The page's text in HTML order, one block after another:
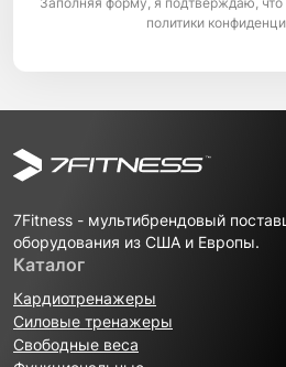
политики
7Fitness - мультибрендовый
оборудования из США и Европы.
Каталог
Кардиотренажеры
Силовые тренажеры
Свободные веса